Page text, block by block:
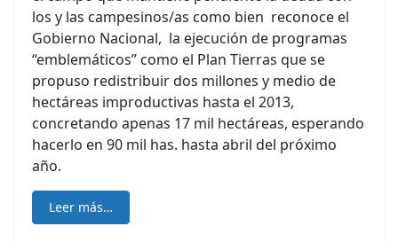
los y las campesinos/as como bien reconoce el
Gobierno Nacional, la ejecución de programas
“emblemáticos” como el Plan Tierras que se
propuso redistribuir dos millones y medio de
hectáreas improductivas hasta el 2013,
concretando apenas 17 mil hectáreas, esperando
hacerlo en 90 mil has. hasta abril del próximo
año.
Leer más…